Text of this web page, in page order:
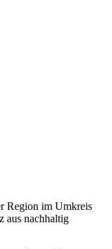
Region im Umkreis
aus nachhaltig